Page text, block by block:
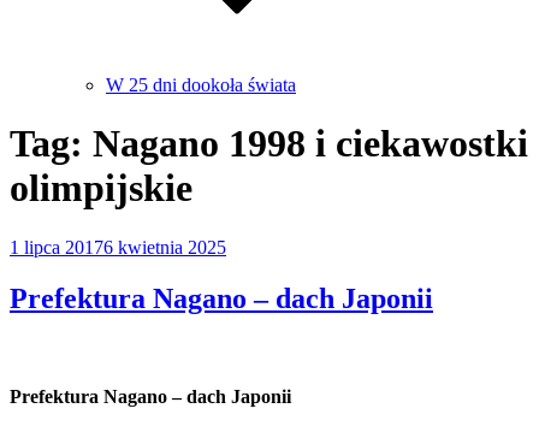
W 25 dni dookoła świata
Tag: Nagano 1998 i ciekawostki
olimpijskie
Opublikowane
1 lipca 20176 kwietnia 2025
Prefektura Nagano – dach Japonii
Prefektura Nagano – dach Japonii